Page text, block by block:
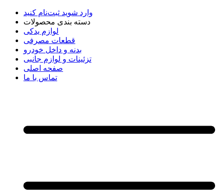
وارد شوید ثبت‌نام کنید
دسته بندی محصولات
لوازم یدکی
قطعات مصرفی
بدنه و داخل خودرو
تزئینات و لوازم جانبی
صفحه اصلی
تماس با ما